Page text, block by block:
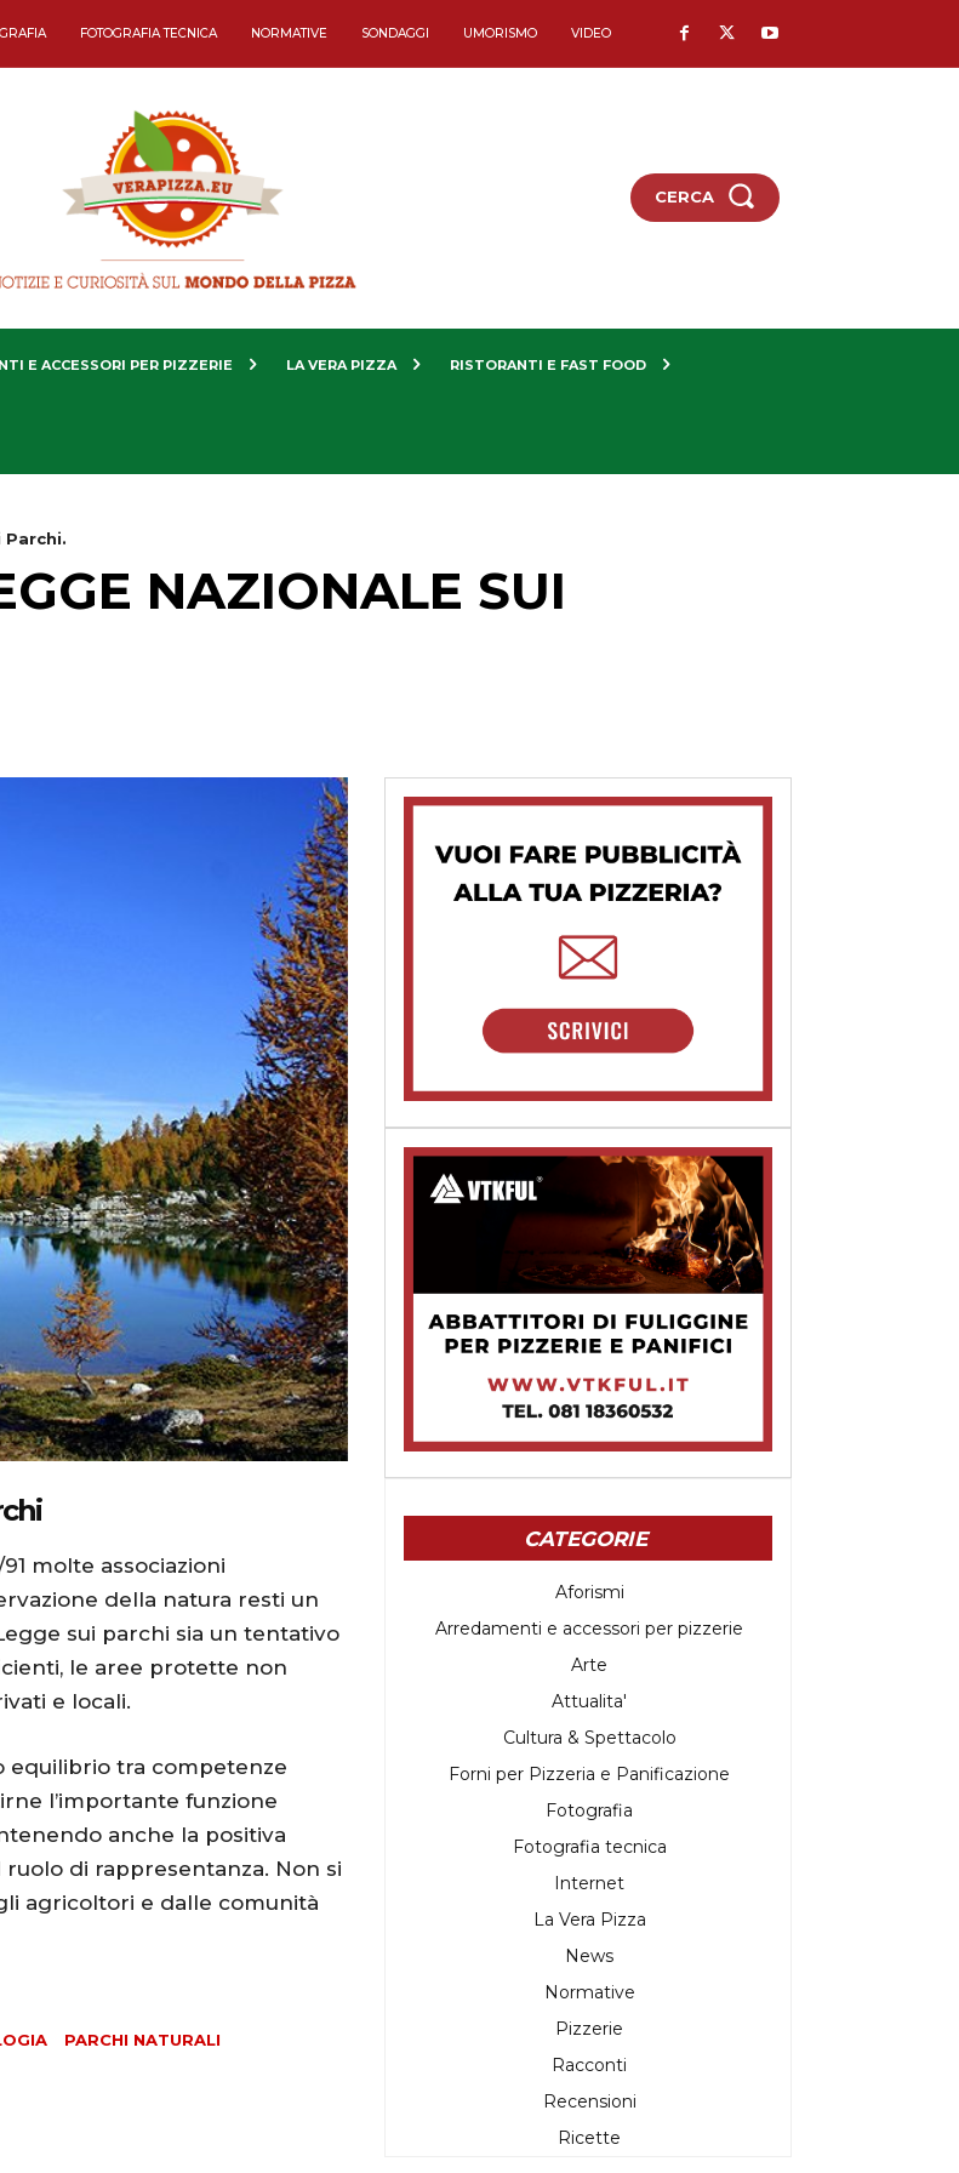
FOTOGRAFIA TECNICA NORMATIVE SONDAGGI UMORISMO VIDEO
CERCA
E ACCESSORI PER PIZZERIE LA VERA PIZZA RISTORANTI E FAST FOOD
NAZIONALE SUI
molte associazioni
della natura resti un
sui parchi sia un tentativo
le aree protette non
e locali.
equilibrio tra competenze
l’importante funzione
anche la positiva
di rappresentanza. Non si
agricoltori e dalle comunità
PARCHI NATURALI
CATEGORIE
Aforismi
Arredamenti e accessori per pizzerie
Arte
Attualita'
Cultura & Spettacolo
Forni per Pizzeria e Panificazione
Fotografia
Fotografia tecnica
Internet
La Vera Pizza
News
Normative
Pizzerie
Racconti
Recensioni
Ricette